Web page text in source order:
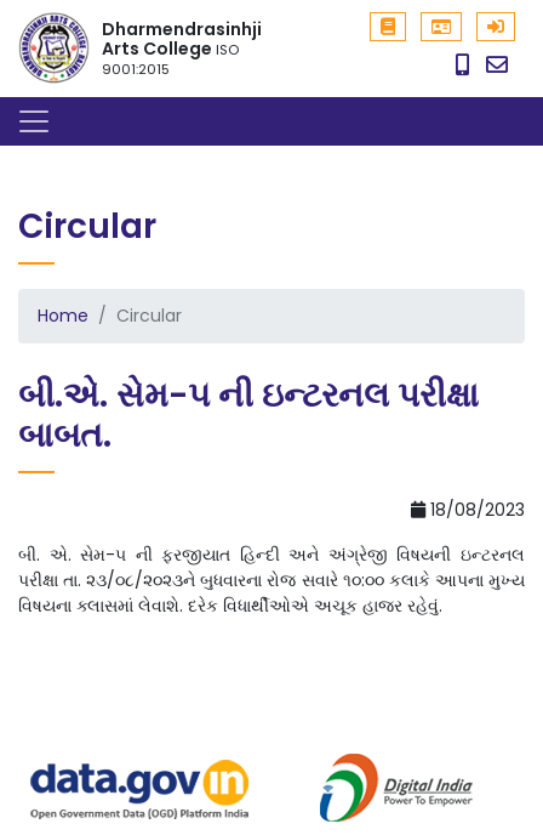
Dharmendrasinhji
Arts CollegeISO
9001:2015
Circular
Home Circular
બી.એ. સેમ-૫ ની ઇન્ટરનલ પરીક્ષા
બાબત.
18/08/2023
બી. એ. સેમ-૫ ની ફરજીયાત હિન્દી અને અંગ્રેજી વિષયની ઇન્ટરનલ
પરીક્ષા તા. ૨૩/૦૮/૨૦૨૩ને બુધવારના રોજ સવારે ૧૦:૦૦ કલાકે આપના મુખ્ય
વિષયના ક્લાસમાં લેવાશે. દરેક વિધાર્થીઓએ અચૂક હાજર રહેવું.